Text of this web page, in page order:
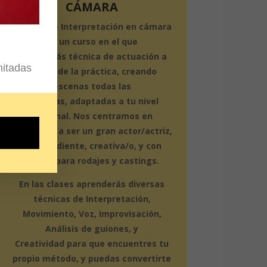
CÁMARA
El curso de Interpretación en cámara
es un curso en el que
aprenderás técnica de actuación a
través de la práctica, creando
escenas todas las
semanas, adaptadas a tu nivel
personal. Nos centramos en
enseñarte a ser un gran actor/actriz,
independiente, creativa/o, y con
trucos para rodajes y castings.
En las clases aprenderás diversas
técnicas de Interpretación,
Movimiento, Voz, Improvisación,
Análisis de guiones, y
Creatividad para que encuentres tu
propio método, y puedas convertirte